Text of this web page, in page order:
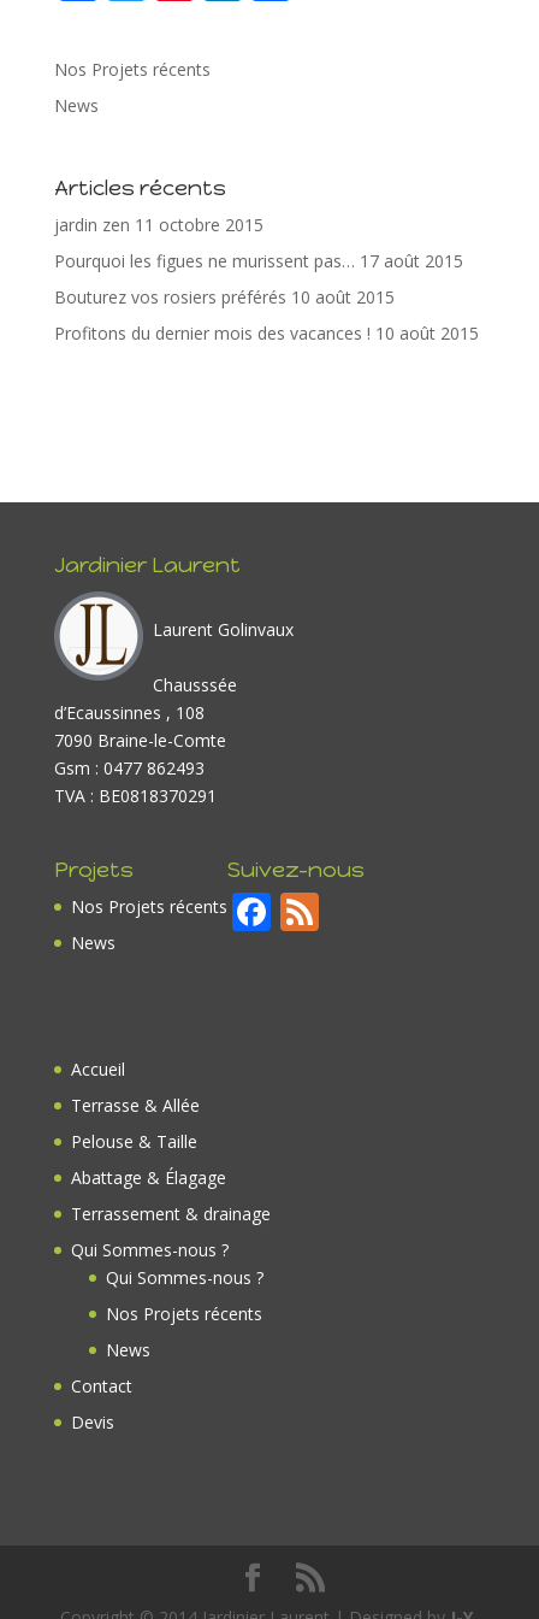
e
b
o
k
itter
Nos Projets récents
News
Articles récents
jardin zen 11 octobre 2015
Pourquoi les figues ne murissent pas… 17 août 2015
Bouturez vos rosiers préférés 10 août 2015
Profitons du dernier mois des vacances ! 10 août 2015
Jardinier Laurent
Laurent Golinvaux
Chausssée
d’Ecaussinnes , 108
7090 Braine-le-Comte
Gsm : 0477 862493
TVA : BE0818370291
Projets
Nos Projets récents
News
Suivez-nous
F F
Accueil
Terrasse & Allée
Pelouse & Taille
Abattage & Élagage
Terrassement & drainage
Qui Sommes-nous ?
Qui Sommes-nous ?
Nos Projets récents
News
Contact
Devis